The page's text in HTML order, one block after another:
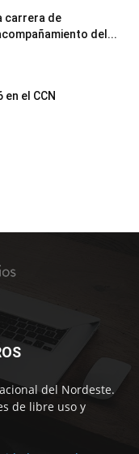
carrera de
del...
el CCN
del Nordeste.
de libre uso y